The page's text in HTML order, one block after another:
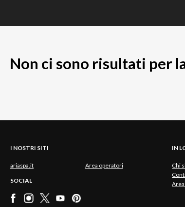
Non ci sono risultati per
I NOSTRI SITI
ariaspa.it Area operatori
SOCIAL
IN
Chi